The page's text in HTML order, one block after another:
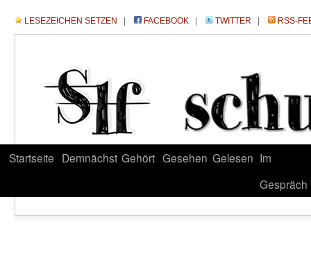
LESEZEICHEN SETZEN FACEBOOK TWITTER RSS-
Startseite Demnächst Gehört Gesehen Gelesen Im
Gespräch